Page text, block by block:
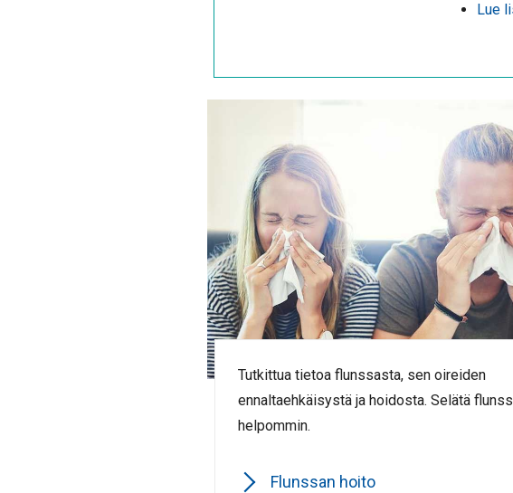
Lue
Tutkittua tietoa flunssasta, sen oireiden
ennaltaehkäisystä ja hoidosta. Selätä
helpommin.
Flunssan hoito